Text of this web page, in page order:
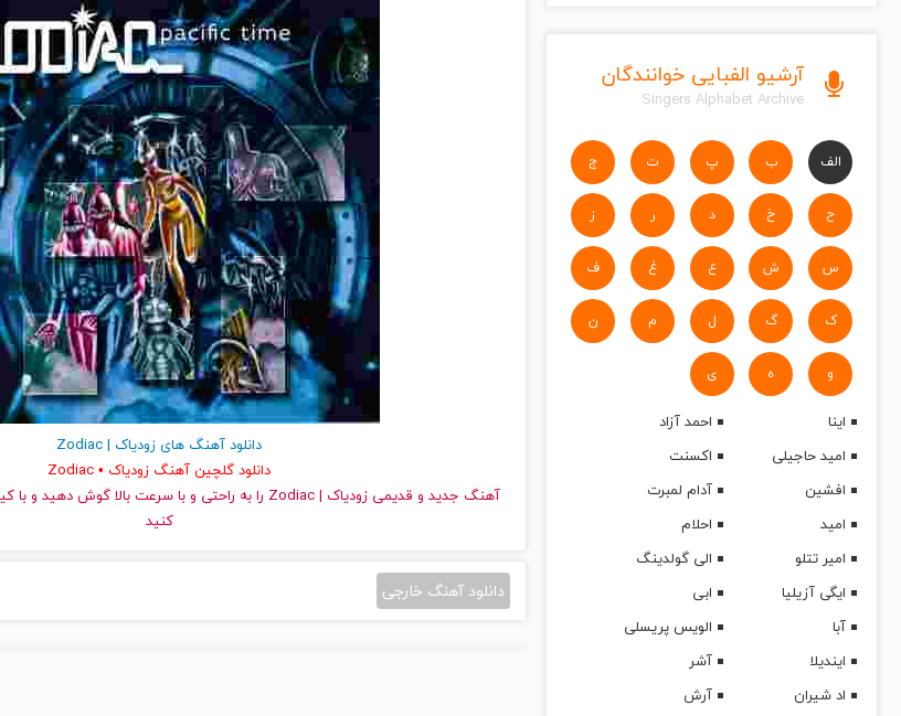
آرشیو الفبایی خوانندگان
Singers Alphabet Archive
الف ب پ ت ج
ح خ د ر ز
س ش ع غ ف
ک گ ل م ن
و ه ی
اینا
احمد آزاد
امید حاجیلی
اکسنت
افشین
آدام لمبرت
امید
احلام
امیر تتلو
الی گولدینگ
ایگی آزیلیا
ابی
آبا
الویس پریسلی
ایندیلا
آشر
اد شیران
آرش
دانلود آهنگ های زودیاک | Zodiac
دانلود گلچین آهنگ زودیاک • Zodiac
آهنگ جدید
کنید
دانلود آهنگ خارجی